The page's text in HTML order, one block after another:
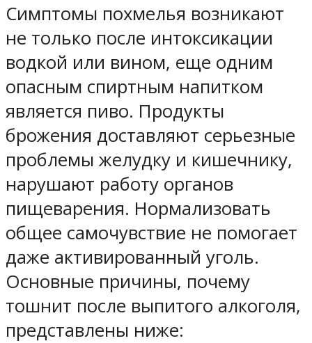
Симптомы похмелья возникают
не только после интоксикации
водкой или вином, еще одним
опасным спиртным напитком
является пиво. Продукты
брожения доставляют серьезные
проблемы желудку и кишечнику,
нарушают работу органов
пищеварения. Нормализовать
общее самочувствие не помогает
даже активированный уголь.
Основные причины, почему
тошнит после выпитого алкоголя,
представлены ниже: